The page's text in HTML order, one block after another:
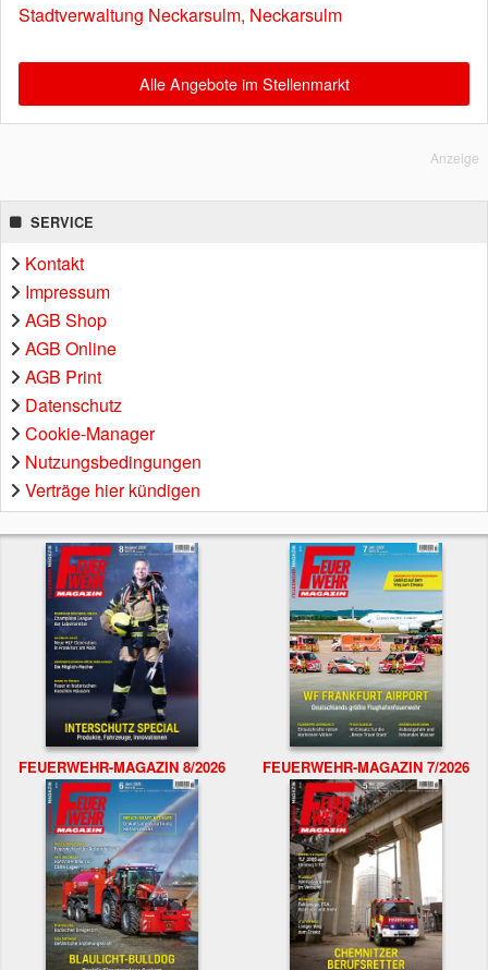
Stadtverwaltung Neckarsulm, Neckarsulm
Alle Angebote im Stellenmarkt
Anzeige
SERVICE
Kontakt
Impressum
AGB Shop
AGB Online
AGB Print
Datenschutz
Cookie-Manager
Nutzungsbedingungen
Verträge hier kündigen
FEUERWEHR-MAGAZIN 8/2026 FEUERWEHR-MAGAZIN 7/2026